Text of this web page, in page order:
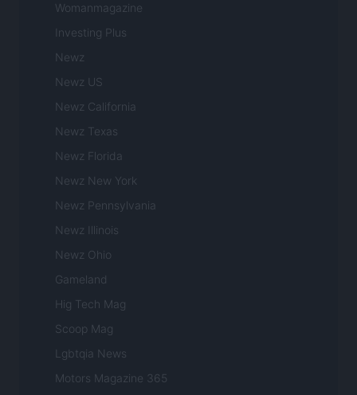
Womanmagazine
Investing Plus
Newz
Newz US
Newz California
Newz Texas
Newz Florida
Newz New York
Newz Pennsylvania
Newz Illinois
Newz Ohio
Gameland
Hig Tech Mag
Scoop Mag
Lgbtqia News
Motors Magazine 365